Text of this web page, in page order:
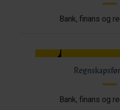
Bank, finans og
Bank, finans og